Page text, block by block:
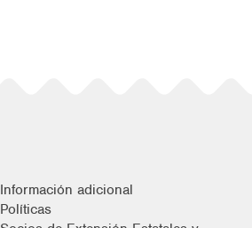
Información adicional
Políticas